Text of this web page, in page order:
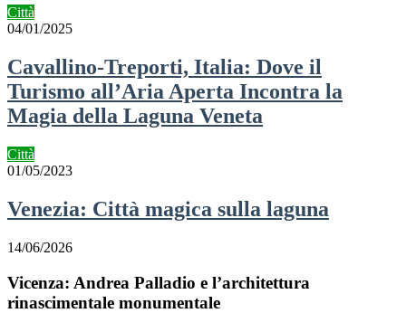
Città
04/01/2025
Cavallino-Treporti, Italia: Dove il
Turismo all’Aria Aperta Incontra la
Magia della Laguna Veneta
Città
01/05/2023
Venezia: Città magica sulla laguna
14/06/2026
Vicenza: Andrea Palladio e l’architettura
rinascimentale monumentale